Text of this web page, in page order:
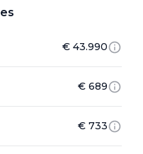
€ 43.990
€ 689
€ 733